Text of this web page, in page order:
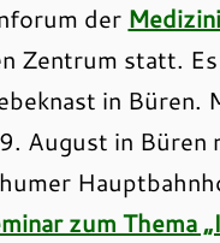
der
Zentrum statt.
in Büren.
August in Büren
zum Thema